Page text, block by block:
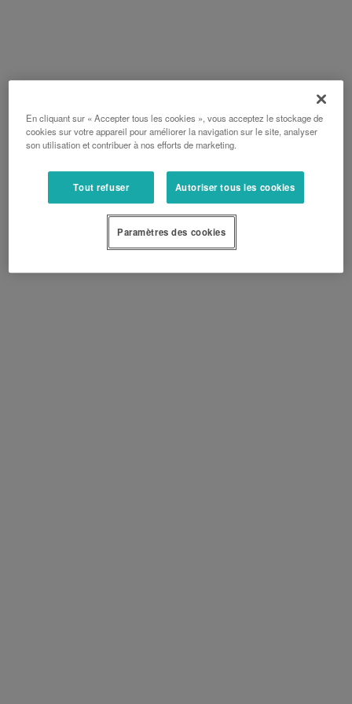
En cliquant sur « Accepter tous les cookies », vous acceptez le stockage de
cookies sur votre appareil pour améliorer la navigation sur le site, analyser
son utilisation et contribuer à nos efforts de marketing.
Tout refuser Autoriser tous les cookies
Paramètres des cookies